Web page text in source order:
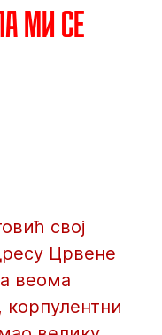
ми се
свој
Црвене
веома